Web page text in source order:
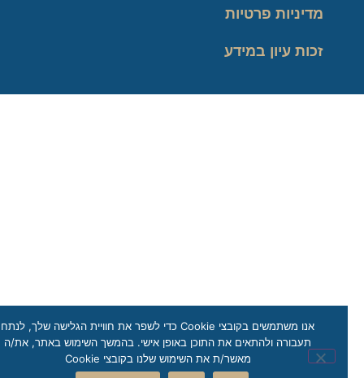
מדיניות פרטיות
זכות עיון במידע
אנו משתמשים בקובצי Cookie כדי לשפר את חוויית הגלישה שלך, לנתח
תעבורה ולהתאים את התוכן באופן אישי. בהמשך השימוש באתר, את/ה
מאשר/ת את השימוש שלנו בקובצי Cookie